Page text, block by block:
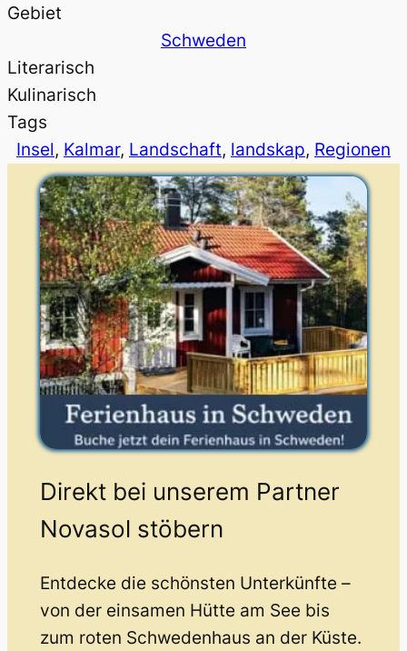
Gebiet
Schweden
Literarisch
Kulinarisch
Tags
Insel, Kalmar, Landschaft, landskap, Regionen
Direkt bei unserem Partner
Novasol stöbern
Entdecke die schönsten Unterkünfte –
von der einsamen Hütte am See bis
zum roten Schwedenhaus an der Küste.